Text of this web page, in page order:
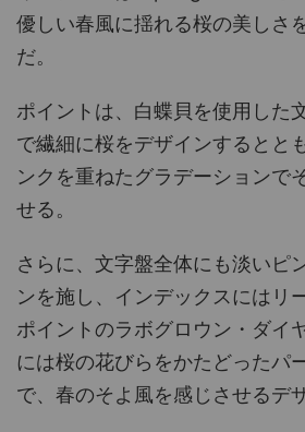
優しい春風に揺れる桜の美しさ
だ。
ポイントは、白蝶貝を使用した
で繊細に桜をデザインするとと
ンクを重ねたグラデーションで
せる。
さらに、文字盤全体にも淡いピ
ンを施し、インデックスにはリ
ポイントのラボグロウン・ダイ
には桜の花びらをかたどったパ
で、春のそよ風を感じさせるデ